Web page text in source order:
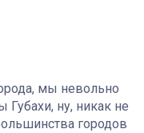
мы невольно
ну, никак не
городов